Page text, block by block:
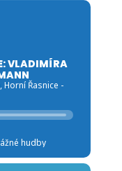
VLADIMÍRA
, Horní Řasnice -
hudby